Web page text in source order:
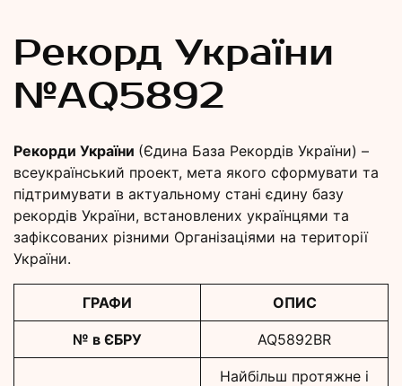
Рекорди
України
Рекорд України
№АQ5892
Рекорди України (Єдина База Рекордів України) –
всеукраїнський проект, мета якого сформувати та
підтримувати в актуальному стані єдину базу
рекордів України, встановлених українцями та
зафіксованих різними Організаціями на території
України.
ГРАФИ ОПИС
№ в ЄБРУ AQ5892BR
Найбільш протяжне і